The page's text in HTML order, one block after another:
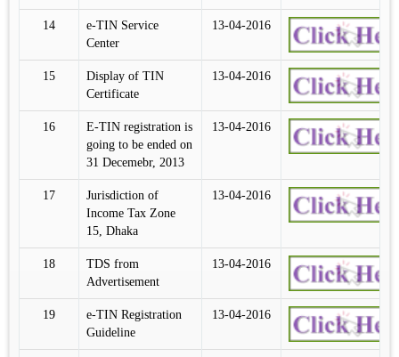
14
e-TIN Service
Center
13-04-2016
15
Display of TIN
Certificate
13-04-2016
16
E-TIN registration is
going to be ended on
31 Decemebr, 2013
13-04-2016
17
Jurisdiction of
Income Tax Zone
15, Dhaka
13-04-2016
18
TDS from
Advertisement
13-04-2016
19
e-TIN Registration
Guideline
13-04-2016